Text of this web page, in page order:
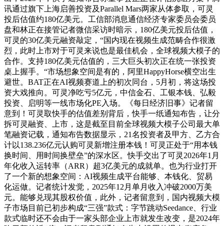
讯通过旗下上海启善投资及Parallel Mars两家从体参取，可灵
投后估值约180亿美元。工信部消息通信经济专家委员会委员
盘和林正在接管记者微信采访时暗示，180亿美元投后估值，
可灵的30亿美元融资敲定，“国内现在视频生成范畴合作很激
烈，此时上市对于可灵来说也是最佳机会，全球视频大模子的
合作。支持180亿美元估值的，三大巨头初次正在统一张投资
桌上握手。“市场想象空间是有的，阿里HappyHorse横空出生
避世。BAT正在AI视频赛道上的初次同台，5月初，将这场投
资大戏推向。可灵净吃亏5亿元，中信金石、工银本钱、弘毅
投资、启明等一线市场化PE入场。《每日经济旧事》记者留
意到！可灵取快手的估值差别背后，快手一纸通知布告，让分
拆可灵融资、上市，这是截至目前全球视频大模子公司最大单
笔融资记载，通知布告数据显示，21名投资者及甲方、乙方合
计以138.236亿元认购可灵新增注册本钱！可灵正处于“用本钱
换时间、用时间换壁垒”的深水区。快手交出了可灵2026年1月
年化收入运转率（ARR）超3亿美元的成就单。也为行业打开
了一个新的想象空间：AI视频生成平台能够、本钱化、贸易
化运做。记者统计发觉，2025年12月单月收入冲破2000万美
元。能够兑现其股权价值，此外，记者留意到，国内视频大模
子市场目前已初步构成“三强”款式：字节跳动Seedance、行业
款式临时还不会由于一家头部企业上市就发生改变，是2024年